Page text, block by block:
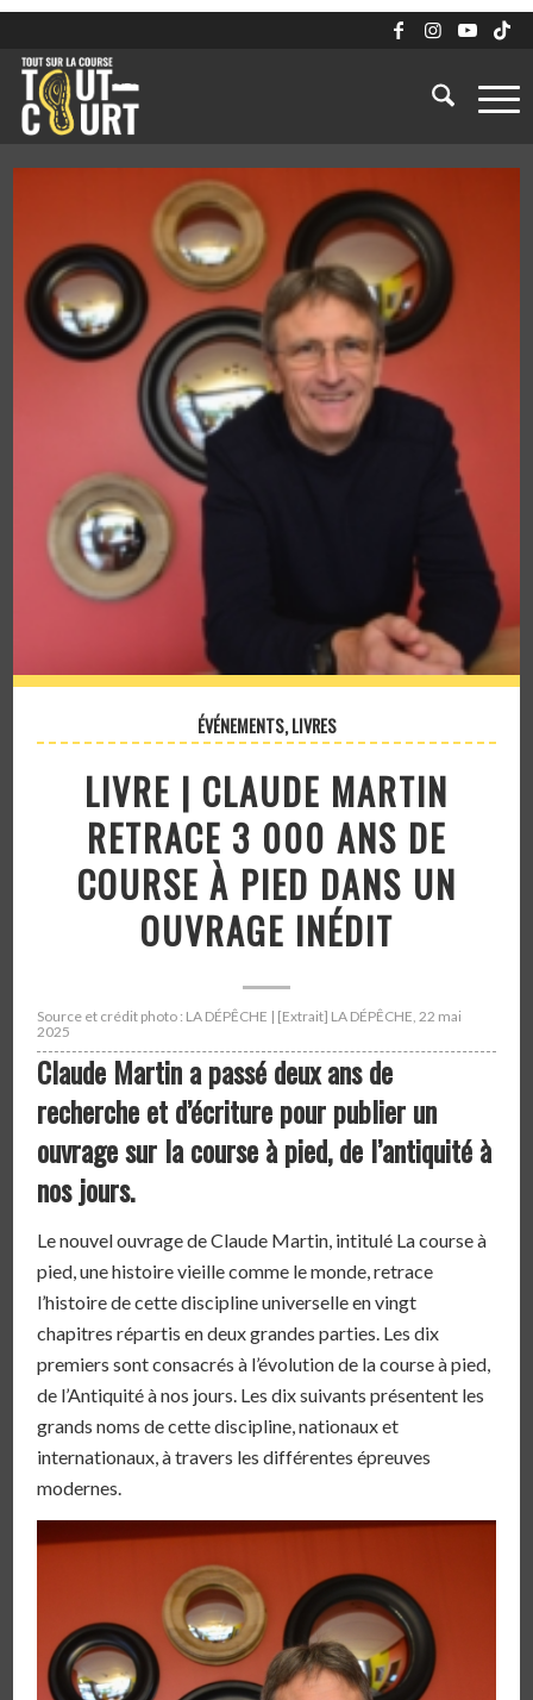
ÉVÉNEMENTS,LIVRES
LIVRE | CLAUDE MARTIN
RETRACE 3 000 ANS DE
COURSE À PIED DANS UN
OUVRAGE INÉDIT
Source et crédit photo : LA DÉPÊCHE | [Extrait] LA DÉPÊCHE, 22 mai
2025
Claude Martin a passé deux ans de
recherche et d’écriture pour publier un
ouvrage sur la course à pied, de l’antiquité à
nos jours.
Le nouvel ouvrage de Claude Martin, intitulé La course à
pied, une histoire vieille comme le monde, retrace
l’histoire de cette discipline universelle en vingt
chapitres répartis en deux grandes parties. Les dix
premiers sont consacrés à l’évolution de la course à pied,
de l’Antiquité à nos jours. Les dix suivants présentent les
grands noms de cette discipline, nationaux et
internationaux, à travers les différentes épreuves
modernes.